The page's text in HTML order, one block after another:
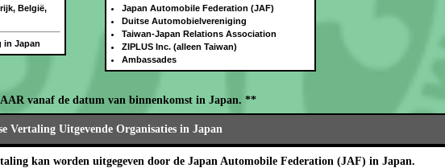
België,
in Japan
Japan Automobile Federation (JAF)
Duitse Automobielvereniging
Taiwan-Japan Relations Association
ZIPLUS Inc. (alleen Taiwan)
Ambassades
vanaf de datum van binnenkomst in Japan. **
Vertaling Uitgevende Organisaties in Japan
kan worden uitgegeven door de Japan Automobile Federation (JAF) in Japan.